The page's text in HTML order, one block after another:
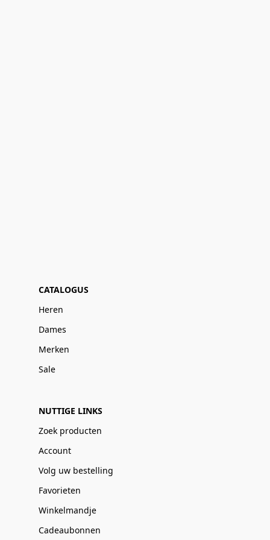
CATALOGUS
Heren
Dames
Merken
Sale
NUTTIGE LINKS
Zoek producten
Account
Volg uw bestelling
Favorieten
Winkelmandje
Cadeaubonnen